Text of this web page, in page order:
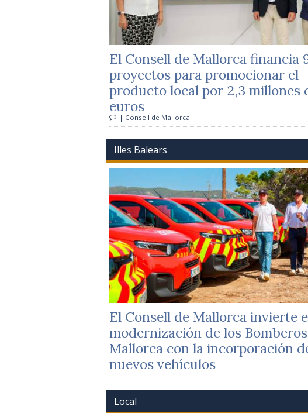
El Consell de Mallorca financia
proyectos para promocionar el
producto local por 2,3 millones
euros
| Consell de Mallorca
Illes Balears
El Consell de Mallorca invierte
modernización de los
Mallorca con la incorporación
nuevos vehículos
Local